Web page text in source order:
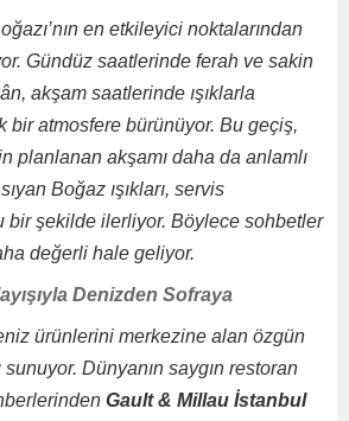
en etkileyici noktalarından
Gündüz saatlerinde ferah ve sakin
akşam saatlerinde ışıklarla
bir atmosfere bürünüyor. Bu geçiş,
planlanan akşamı daha da anlamlı
Boğaz ışıkları, servis
bir şekilde ilerliyor. Böylece sohbetler
değerli hale geliyor.
Denizden Sofraya
ürünlerini merkezine alan özgün
sunuyor. Dünyanın saygın restoran
Gault & Millau İstanbul